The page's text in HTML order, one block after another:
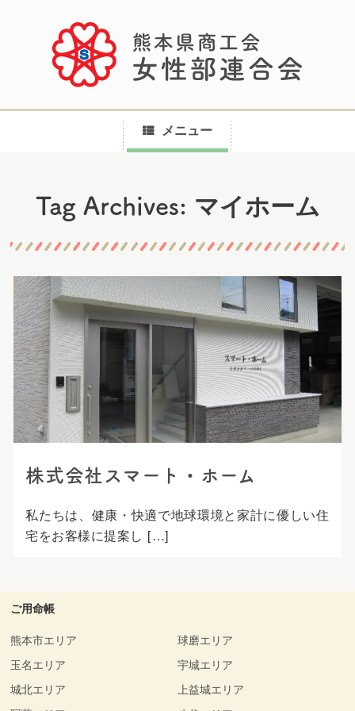
メニュー
ン
へ
ス
キ
ッ
プ
Tag Archives: マイホーム
株式会社スマート・ホーム
私たちは、健康・快適で地球環境と家計に優しい住
宅をお客様に提案し […]
ご用命帳
熊本市エリア
玉名エリア
城北エリア
球磨エリア
宇城エリア
上益城エリア